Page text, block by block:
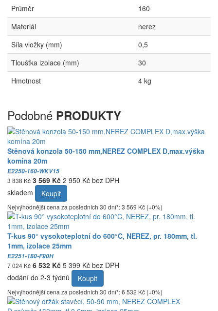
Průměr
160
Materiál
nerez
Síla vložky (mm)
0,5
Tloušťka izolace (mm)
30
Hmotnost
4 kg
Podobné PRODUKTY
Stěnová konzola 50-150 mm,NEREZ COMPLEX D,max.výška
komína 20m
E2250-160-WKV15
3 838 Kč 3 569 Kč 2 950 Kč bez DPH
skladem
Koupit
Nejvýhodnější cena za posledních 30 dní*: 3 569 Kč (+0%)
T-kus 90° vysokoteplotní do 600°C, NEREZ, pr. 180mm, tl.
1mm, izolace 25mm
E2251-180-F90H
7 024 Kč 6 532 Kč 5 399 Kč bez DPH
dodání do 2-3 týdnů
Koupit
Nejvýhodnější cena za posledních 30 dní*: 6 532 Kč (+0%)